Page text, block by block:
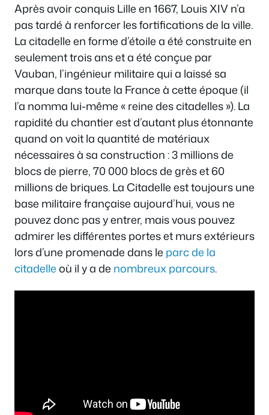
Après avoir conquis Lille en 1667, Louis XIV n’a
pas tardé à renforcer les fortifications de la ville.
La citadelle en forme d’étoile a été construite en
seulement trois ans et a été conçue par
Vauban, l’ingénieur militaire qui a laissé sa
marque dans toute la France à cette époque (il
l’a nomma lui-même « reine des citadelles »). La
rapidité du chantier est d’autant plus étonnante
quand on voit la quantité de matériaux
nécessaires à sa construction : 3 millions de
blocs de pierre, 70 000 blocs de grès et 60
millions de briques. La Citadelle est toujours une
base militaire française aujourd’hui, vous ne
pouvez donc pas y entrer, mais vous pouvez
admirer les différentes portes et murs extérieurs
lors d’une promenade dans le parc de la
citadelleoù il y a de nombreux parcours.